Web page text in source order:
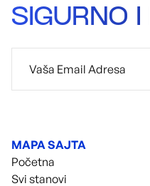
SIGURNO
MAPA SAJTA
Početna
Svi stanovi